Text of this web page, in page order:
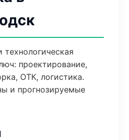
технологическая
проектирование,
ОТК, логистика.
и прогнозируемые